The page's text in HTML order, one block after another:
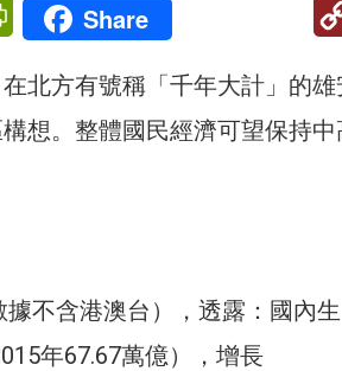
Share
北方有號稱「千年大計」的雄
想。整體國民經濟可望保持中
不含港澳台），透露：國內生
年67.67萬億），增長